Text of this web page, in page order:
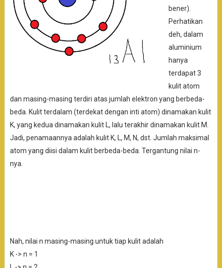
bener).
Perhatikan
deh, dalam
aluminium
hanya
terdapat 3
kulit atom
dan masing-masing terdiri atas jumlah elektron yang berbeda-
beda. Kulit terdalam (terdekat dengan inti atom) dinamakan kulit
K, yang kedua dinamakan kulit L, lalu terakhir dinamakan kulit M.
Jadi, penamaannya adalah kulit K, L, M, N, dst. Jumlah maksimal
atom yang diisi dalam kulit berbeda-beda. Tergantung nilai n-
nya.
Nah, nilai n masing-masing untuk tiap kulit adalah
K -> n = 1